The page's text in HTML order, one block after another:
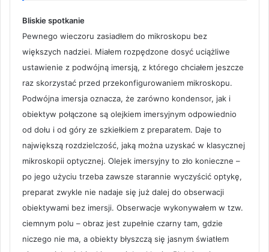
Bliskie spotkanie
Pewnego wieczoru zasiadłem do mikroskopu bez
większych nadziei. Miałem rozpędzone dosyć uciążliwe
ustawienie z podwójną imersją, z którego chciałem jeszcze
raz skorzystać przed przekonfigurowaniem mikroskopu.
Podwójna imersja oznacza, że zarówno kondensor, jak i
obiektyw połączone są olejkiem imersyjnym odpowiednio
od dołu i od góry ze szkiełkiem z preparatem. Daje to
największą rozdzielczość, jaką można uzyskać w klasycznej
mikroskopii optycznej. Olejek imersyjny to zło konieczne –
po jego użyciu trzeba zawsze starannie wyczyścić optykę,
preparat zwykle nie nadaje się już dalej do obserwacji
obiektywami bez imersji. Obserwacje wykonywałem w tzw.
ciemnym polu – obraz jest zupełnie czarny tam, gdzie
niczego nie ma, a obiekty błyszczą się jasnym światłem